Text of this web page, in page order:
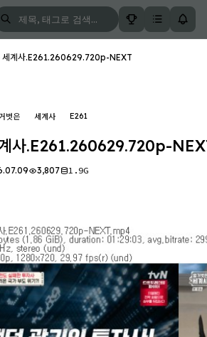
세계사.E261.260629.720p-NEXT
벗은 세계사 E261
사.E261.260629.720p-
3,807 1.9G